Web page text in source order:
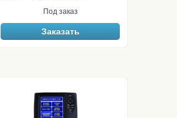
Под заказ
Заказать